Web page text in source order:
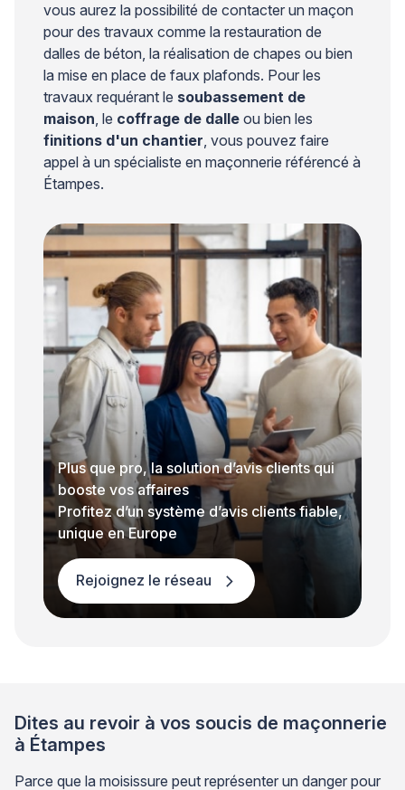
vous aurez la possibilité de contacter un maçon
pour des travaux comme la restauration de
dalles de béton, la réalisation de chapes ou bien
la mise en place de faux plafonds. Pour les
travaux requérant le soubassement de
maison, le coffrage de dalle ou bien les
finitions d'un chantier, vous pouvez faire
appel à un spécialiste en maçonnerie référencé à
Étampes.
Plus que pro, la solution d’avis clients qui
booste vos affaires
Profitez d’un système d’avis clients fiable,
unique en Europe
Rejoignez le réseau
Dites au revoir à vos soucis de maçonnerie
à Étampes
Parce que la moisissure peut représenter un danger pour